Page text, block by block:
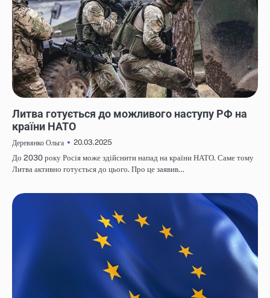
Литва готується до можливого наступу РФ на
країни НАТО
Деревянко Ольга
20.03.2025
До 2030 року Росія може здійснити напад на країни НАТО. Саме тому
Литва активно готується до цього. Про це заявив…